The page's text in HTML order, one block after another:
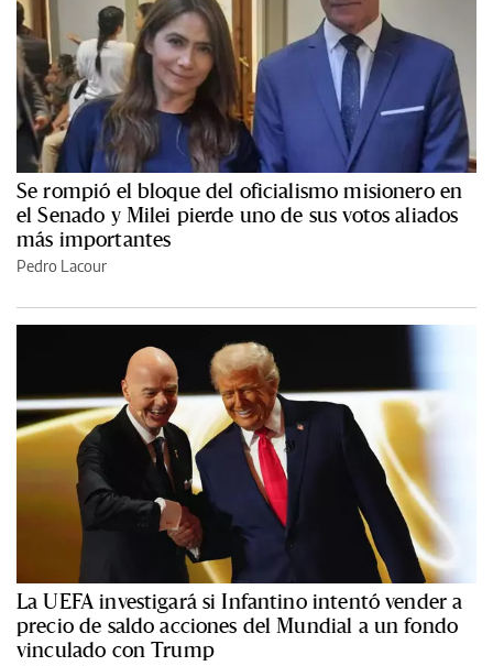
Se rompió el bloque del oficialismo misionero en
el Senado y Milei pierde uno de sus votos aliados
más importantes
Pedro Lacour
La UEFA investigará si Infantino intentó vender a
precio de saldo acciones del Mundial a un fondo
vinculado con Trump